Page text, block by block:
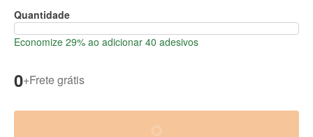
Quantidade
Economize 29% ao adicionar 40 adesivos
0+Frete grátis